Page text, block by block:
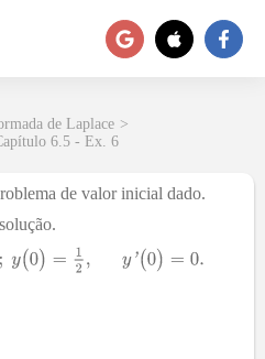
de Laplace >
6.5 - Ex. 6
de valor inicial dado.